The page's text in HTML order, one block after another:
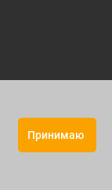
Принимаю